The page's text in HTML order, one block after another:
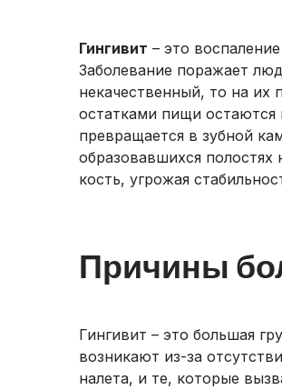
Гингивит – это
Заболевание поражает
некачественный, то на их
остатками пищи остаются
превращается в зубной
образовавшихся
кость, угрожая
Причины
Гингивит – это большая
возникают из-за
налета, и те, которые